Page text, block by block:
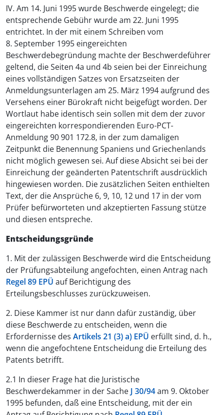
IV. Am 14. Juni 1995 wurde Beschwerde eingelegt; die
entsprechende Gebühr wurde am 22. Juni 1995
entrichtet. In der mit einem Schreiben vom
8. September 1995 eingereichten
Beschwerdebegründung machte der Beschwerdeführer
geltend, die Seiten 4a und 4b seien bei der Einreichung
eines vollständigen Satzes von Ersatzseiten der
Anmeldungsunterlagen am 25. März 1994 aufgrund des
Versehens einer Bürokraft nicht beigefügt worden. Der
Wortlaut habe identisch sein sollen mit dem der zuvor
eingereichten korrespondierenden Euro-PCT-
Anmeldung 90 901 172.8, in der zum damaligen
Zeitpunkt die Benennung Spaniens und Griechenlands
nicht möglich gewesen sei. Auf diese Absicht sei bei der
Einreichung der geänderten Patentschrift ausdrücklich
hingewiesen worden. Die zusätzlichen Seiten enthielten
Text, der die Ansprüche 6, 9, 10, 12 und 17 in der vom
Prüfer befürworteten und akzeptierten Fassung stütze
und diesen entspreche.
Entscheidungsgründe
1. Mit der zulässigen Beschwerde wird die Entscheidung
der Prüfungsabteilung angefochten, einen Antrag nach
Regel 89 EPÜ auf Berichtigung des
Erteilungsbeschlusses zurückzuweisen.
2. Diese Kammer ist nur dann dafür zuständig, über
diese Beschwerde zu entscheiden, wenn die
Erfordernisse des Artikels 21 (3) a) EPÜ erfüllt sind, d. h.,
wenn die angefochtene Entscheidung die Erteilung des
Patents betrifft.
2.1 In dieser Frage hat die Juristische
Beschwerdekammer in der Sache J 30/94am 9. Oktober
1995 befunden, daß eine Entscheidung, mit der ein